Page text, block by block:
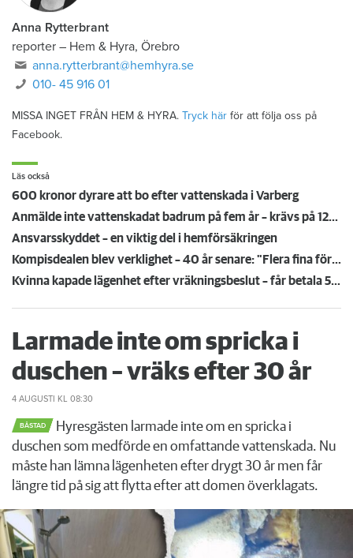
Anna Rytterbrant
reporter – Hem & Hyra, Örebro
anna.rytterbrant@hemhyra.se
010- 45 916 01
MISSA INGET FRÅN HEM & HYRA. Tryck här för att följa oss på
Facebook.
Läs också
600 kronor dyrare att bo efter vattenskada i Varberg
Anmälde inte vattenskadat badrum på fem år – krävs på 125 000 kronor
Ansvarsskyddet – en viktig del i hemförsäkringen
Kompisdealen blev verklighet – 40 år senare: "Flera fina fördelar med att dela bostad"
Kvinna kapade lägenhet efter vräkningsbeslut – får betala 50 000
Larmade inte om spricka i
duschen – vräks efter 30 år
4 AUGUSTI KL 08:30
BÅSTAD
Hyresgästen larmade inte om en spricka i
duschen som medförde en omfattande vattenskada. Nu
måste han lämna lägenheten efter drygt 30 år men får
längre tid på sig att flytta efter att domen överklagats.